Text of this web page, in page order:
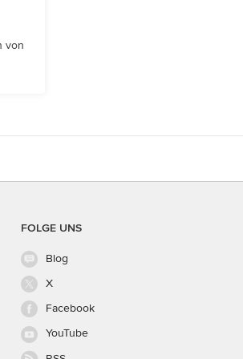
von
FOLGE UNS
Blog
X
Facebook
YouTube